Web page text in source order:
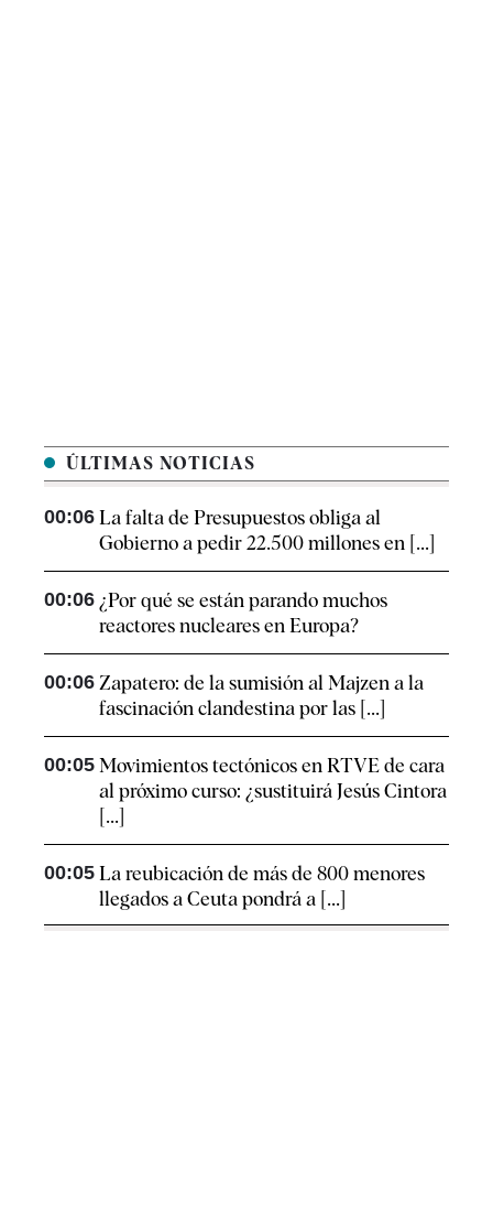
ÚLTIMAS NOTICIAS
00:06 La falta de Presupuestos obliga al
Gobierno a pedir 22.500 millones en [...]
00:06 ¿Por qué se están parando muchos
reactores nucleares en Europa?
00:06 Zapatero: de la sumisión al Majzen a la
fascinación clandestina por las [...]
00:05 Movimientos tectónicos en RTVE de cara
al próximo curso: ¿sustituirá Jesús Cintora
[...]
00:05 La reubicación de más de 800 menores
llegados a Ceuta pondrá a [...]